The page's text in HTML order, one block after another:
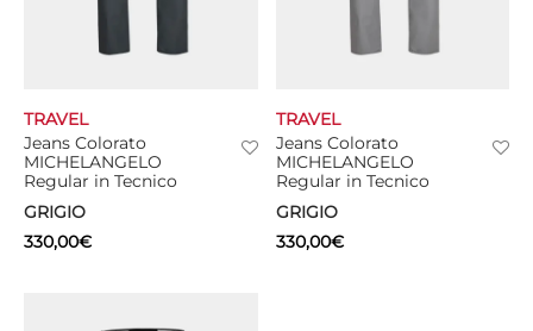
Jeans Colorato
MICHELANGELO
Regular in Tecnico
GRIGIO
TRAVEL
330,00€
Jeans Colorato
MICHELANGELO
Regular in Tecnico
GRIGIO
TRAVEL
330,00€